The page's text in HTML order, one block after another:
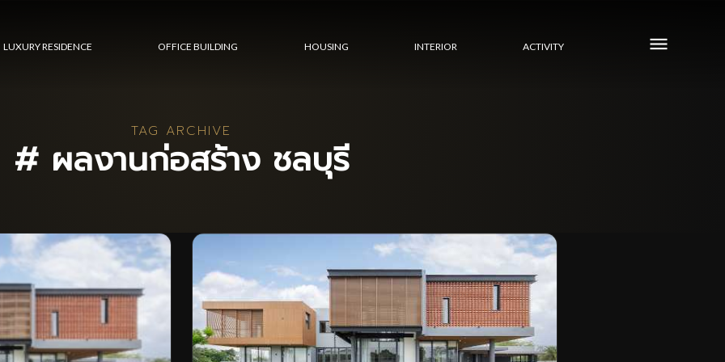
LUXURY RESIDENCE OFFICE BUILDING HOUSING INTERIOR ACTIVITY
TAG ARCHIVE
# ผลงานก่อสร้าง ชลบุรี